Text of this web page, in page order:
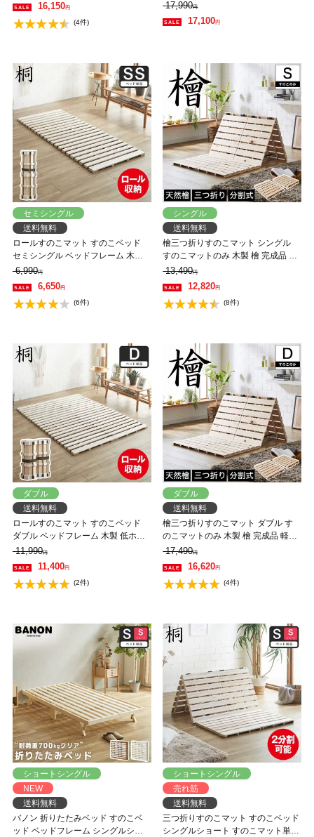
16,150円
(4件)
頑丈 耐荷重700kgクリア 組み立てラ
クラク ヘッドレス 低ホルムアルデ
ヒド
17,990円
17,100円
セミシングル
送料無料
ロールすのこマット すのこベッド
セミシングル ベッドフレーム 木製
低ホルムアルデヒド 軽量 軽い コン
パクト すのこマット 桐
6,990円
6,650円
(6件)
シングル
送料無料
檜三つ折りすのこマット シングル
すのこマットのみ 木製 檜 完成品 軽
量 二分割可能 布団が干せる コンパ
13,490円
12,820円
(8件)
ダブル
送料無料
ロールすのこマット すのこベッド
ダブル ベッドフレーム 木製 低ホル
ムアルデヒド 軽量 軽い コンパクト
すのこマット 桐
11,990円
11,400円
(2件)
ダブル
送料無料
檜三つ折りすのこマット ダブル す
のこマットのみ 木製 檜 完成品 軽量
二分割可能 布団が干せる コンパク
17,490円
16,620円
(4件)
ショートシングル
NEW
送料無料
バノン 折りたたみベッド すのこベ
ッド ベッドフレーム シングルショ
ショートシングル
売れ筋
送料無料
三つ折りすのこマット すのこベッド
シングルショート すのこマット単品